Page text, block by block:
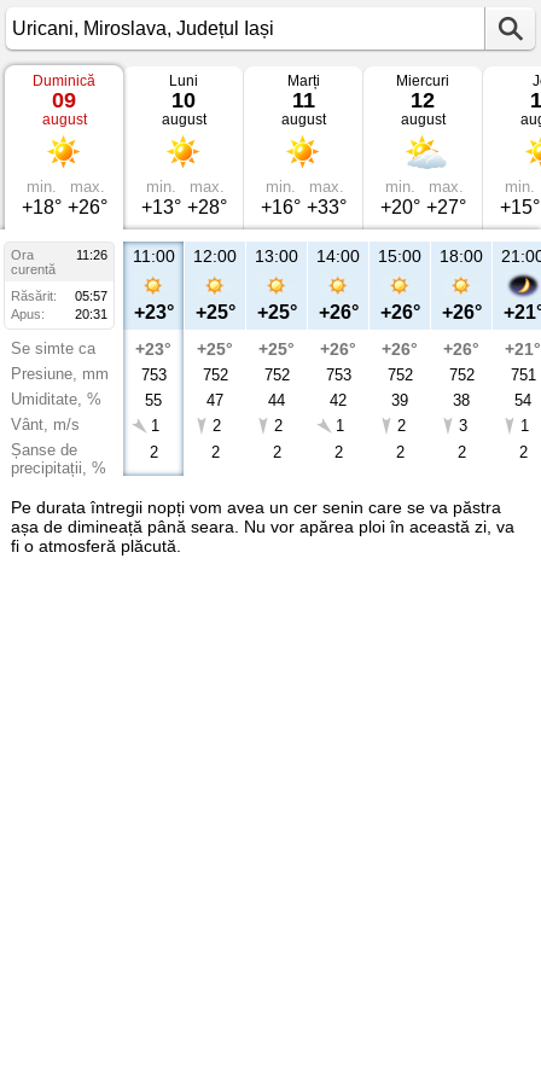
Vremea
Uricani
Miroslava,
Județul
Duminică
09
august
min.
+18°
max.
+26°
Luni
10
august
min.
+13°
max.
+28°
Marți
11
august
min.
+16°
max.
+33°
Miercuri
12
august
min.
+20°
max.
+27°
min.
+15°
Ora
11:26
curentă
Răsărit:
05:57
Apus:
20:31
Se simte ca
Presiune, mm
Umiditate, %
Vânt, m/s
Șanse de
precipitații, %
11:00
+23°
+23°
753
55
1
2
12:00
+25°
+25°
752
47
2
2
13:00
+25°
+25°
752
44
2
2
14:00
+26°
+26°
753
42
1
2
15:00
+26°
+26°
752
39
2
2
18:00
+26°
+26°
752
38
3
2
+21°
751
54
1
2
Pe durata întregii nopți vom avea un cer senin care se va păstra
așa de dimineață până seara. Nu vor apărea ploi în această zi, va
fi o atmosferă plăcută.